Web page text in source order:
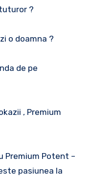
?
o doamna ?
de pe
, Premium
Premium Potent –
pasiunea la